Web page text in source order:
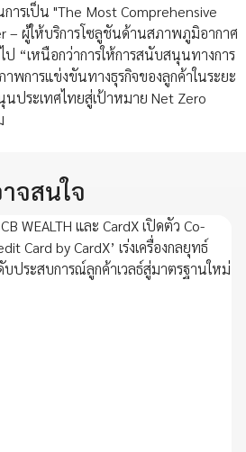
ารเป็น "The Most Comprehensive
– ผู้ให้บริการโซลูชันด้านสภาพภูมิอากาศ
“เหนือกว่าการให้การสนับสนุนทางการ
พการแข่งขันทางธุรกิจของลูกค้าในระยะ
ประเทศไทยสู่เป้าหมาย Net Zero
จสนใจ